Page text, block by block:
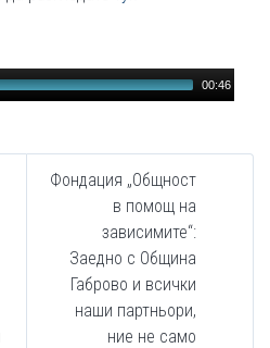
00:46
Фондация „Общност
в помощ на
зависимите“:
Заедно с Община
Габрово и всички
наши партньори,
ние не само